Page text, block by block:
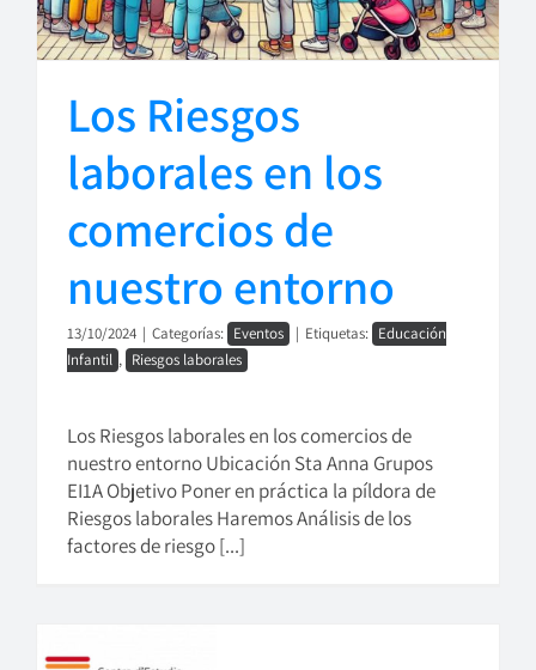
Los Riesgos
laborales en los
comercios de
nuestro entorno
13/10/2024 | Categorías: Eventos | Etiquetas: Educación
Infantil , Riesgos laborales
Los Riesgos laborales en los comercios de
nuestro entorno Ubicación Sta Anna Grupos
EI1A Objetivo Poner en práctica la píldora de
Riesgos laborales Haremos Análisis de los
factores de riesgo [...]